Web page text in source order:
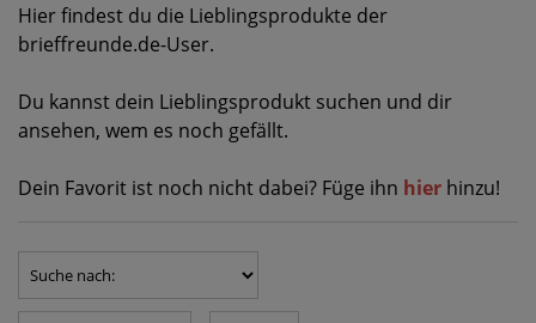
Hier findest du die Lieblingsprodukte der
brieffreunde.de-User.
Du kannst dein Lieblingsprodukt suchen und dir
ansehen, wem es noch gefällt.
Dein Favorit ist noch nicht dabei? Füge ihn hier hinzu!